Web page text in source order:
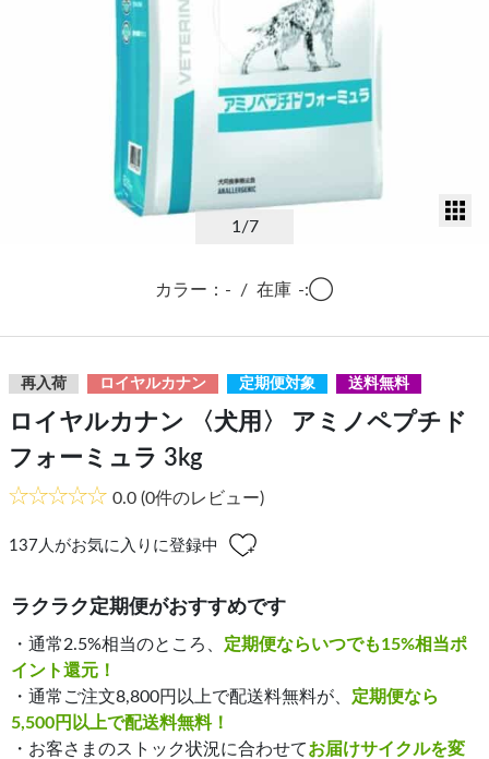
1 /7
カラー：- / 在庫 -:◯
再入荷 ロイヤルカナン 定期便対象 送料無料
ロイヤルカナン 〈犬用〉 アミノペプチド
フォーミュラ 3kg
0.0 (0件のレビュー)
137 人がお気に入りに登録中
ラクラク定期便がおすすめです
・通常2.5%相当のところ、 定期便ならいつでも15%相当ポ
イント還元！
・通常ご注文8,800円以上で配送料無料が、 定期便なら
5,500円以上で配送料無料！
・お客さまのストック状況に合わせてお届けサイクルを変